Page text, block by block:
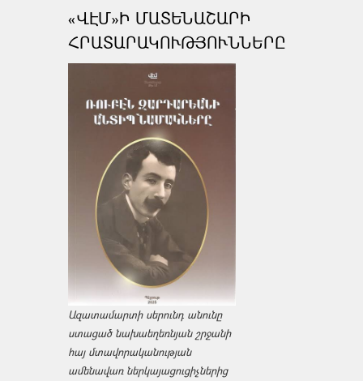
«ՎԷՄ»Ի ՄԱՏԵՆԱՇԱՐԻ
ՀՐԱՏԱՐԱԿՈՒԹՅՈՒՆՆԵՐԸ
Ազատամարտի սերունդ անունը
ստացած նախաեղեռնյան շրջանի
հայ մտավորականության
ամենավառ ներկայացուցիչներից